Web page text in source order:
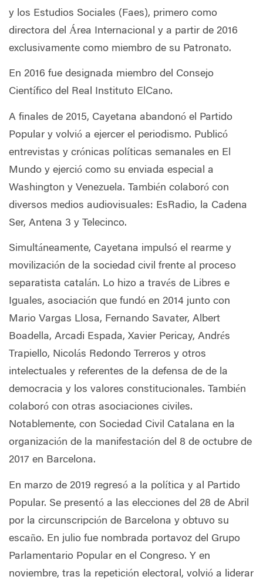
y los Estudios Sociales (Faes), primero como
directora del Área Internacional y a partir de 2016
exclusivamente como miembro de su Patronato.
En 2016 fue designada miembro del Consejo
Científico del Real Instituto ElCano.
A finales de 2015, Cayetana abandonó el Partido
Popular y volvió a ejercer el periodismo. Publicó
entrevistas y crónicas políticas semanales en El
Mundo y ejerció como su enviada especial a
Washington y Venezuela. También colaboró con
diversos medios audiovisuales: EsRadio, la Cadena
Ser, Antena 3 y Telecinco.
Simultáneamente, Cayetana impulsó el rearme y
movilización de la sociedad civil frente al proceso
separatista catalán. Lo hizo a través de Libres e
Iguales, asociación que fundó en 2014 junto con
Mario Vargas Llosa, Fernando Savater, Albert
Boadella, Arcadi Espada, Xavier Pericay, Andrés
Trapiello, Nicolás Redondo Terreros y otros
intelectuales y referentes de la defensa de de la
democracia y los valores constitucionales. También
colaboró con otras asociaciones civiles.
Notablemente, con Sociedad Civil Catalana en la
organización de la manifestación del 8 de octubre de
2017 en Barcelona.
En marzo de 2019 regresó a la política y al Partido
Popular. Se presentó a las elecciones del 28 de Abril
por la circunscripción de Barcelona y obtuvo su
escaño. En julio fue nombrada portavoz del Grupo
Parlamentario Popular en el Congreso. Y en
noviembre, tras la repetición electoral, volvió a liderar